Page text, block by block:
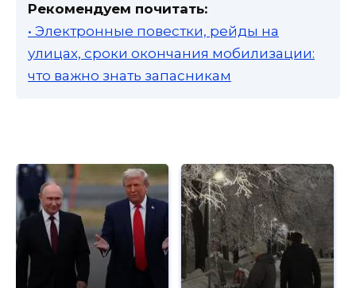
Рекомендуем почитать:
• Электронные повестки, рейды на
улицах, сроки окончания мобилизации:
что важно знать запасникам